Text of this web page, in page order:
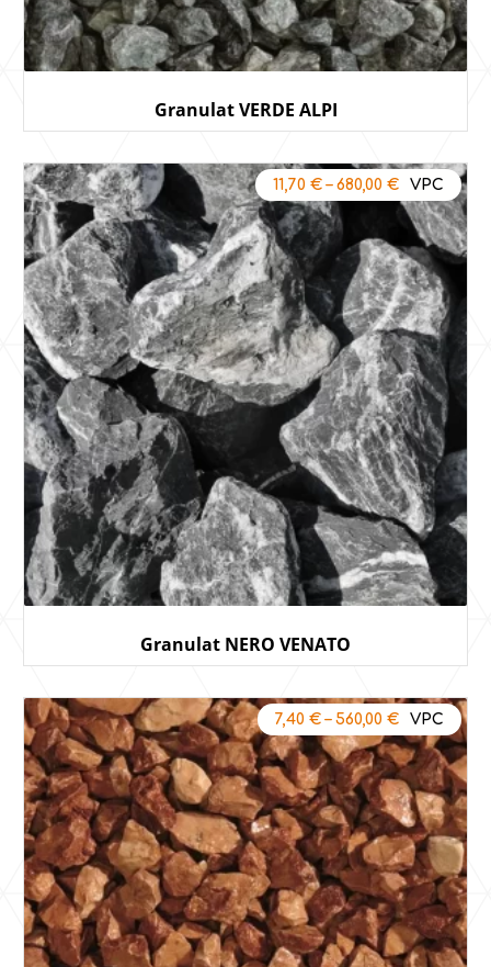
Granulat VERDE ALPI
Granulat NERO VENATO
11,70 €– 680,00 €
7,40 €– 560,00 €